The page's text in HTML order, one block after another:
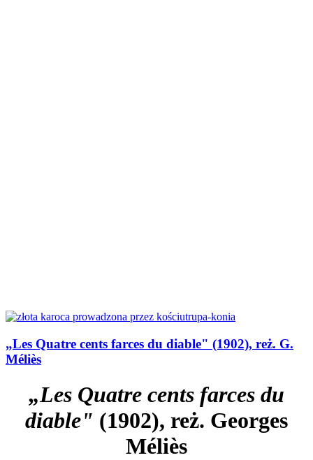
„Les Quatre cents farces du diable" (1902), reż. G.
Méliès
„Les Quatre cents farces du
diable" (1902), reż. Georges
Méliès